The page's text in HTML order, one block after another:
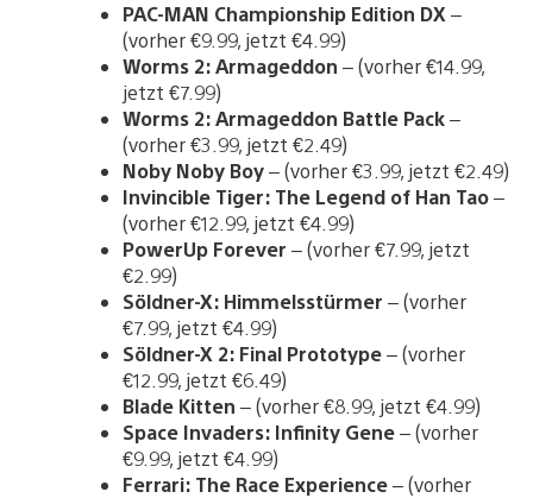
PAC-MAN Championship Edition DX–
(vorher €9.99, jetzt €4.99)
Worms 2: Armageddon – (vorher €14.99,
jetzt €7.99)
Worms 2: Armageddon Battle Pack–
(vorher €3.99, jetzt €2.49)
Noby Noby Boy– (vorher €3.99, jetzt €2.49)
Invincible Tiger: The Legend of Han Tao–
(vorher €12.99, jetzt €4.99)
PowerUp Forever – (vorher €7.99, jetzt
€2.99)
Söldner-X: Himmelsstürmer – (vorher
€7.99, jetzt €4.99)
Söldner-X 2: Final Prototype– (vorher
€12.99, jetzt €6.49)
Blade Kitten – (vorher €8.99, jetzt €4.99)
Space Invaders: Infinity Gene– (vorher
€9.99, jetzt €4.99)
Ferrari: The Race Experience– (vorher